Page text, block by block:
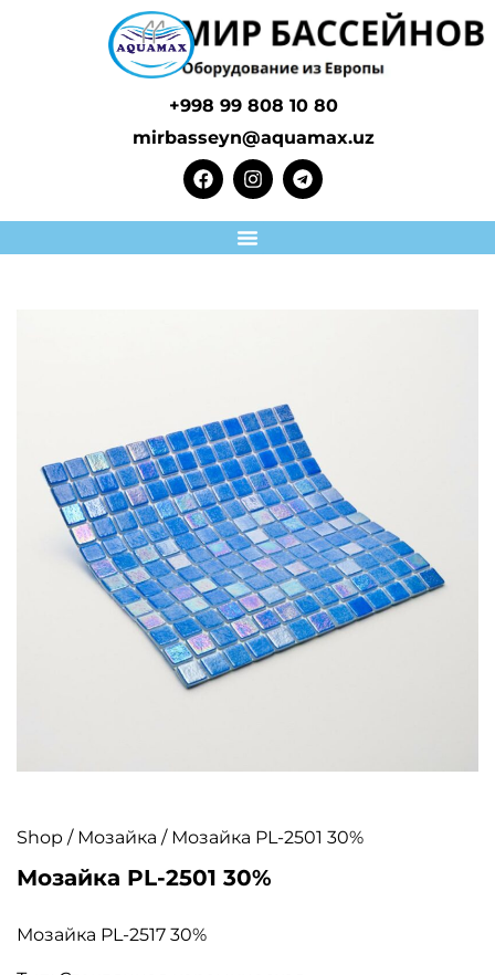
+998 99 808 10 80
mirbasseyn@aquamax.uz
Shop / Мозайка / Мозайка PL-2501 30%
Мозайка PL-2501 30%
Мозайка PL-2517 30%